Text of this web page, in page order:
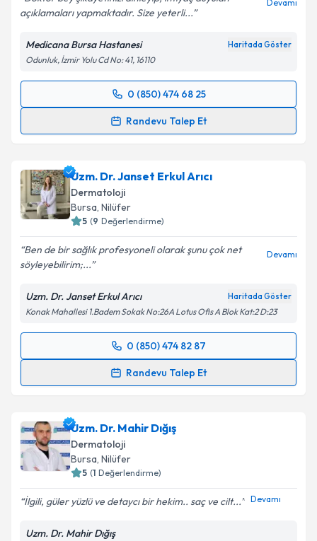
açıklamaları yapmaktadır. Size yeterli...
Devamı
Medicana Bursa Hastanesi Haritada Göster
Odunluk, İzmir Yolu Cd No: 41, 16110
0 (850) 474 68 25
Randevu Talep Et
Randevu Takvimi Talebi
takvim hazırlandığında e-posta ile bilgilendireceğiz.
E-posta Adresiniz
kapsamda işlenmesini kabul ediyorum.
Takvim Talebini Gönder
Uzm. Dr. Janset Erkul Arıcı
Dermatoloji
Bursa, Nilüfer
5 (9 Değerlendirme)
Ben de bir sağlık profesyoneli olarak şunu çok net
söyleyebilirim;...
Devamı
Uzm. Dr. Janset Erkul Arıcı Haritada Göster
Konak Mahallesi 1.Badem Sokak No:26A Lotus Ofis A Blok Kat:2 D:23
0 (850) 474 82 87
Randevu Talep Et
Randevu Takvimi Talebi
için bir takvim hazırlandığında e-posta ile
bilgilendireceğiz.
E-posta Adresiniz
Uzm. Dr. Mahir Dığış
Dermatoloji
Bursa, Nilüfer
5 (1 Değerlendirme)
İlgili, güler yüzlü ve detaycı bir hekim.. saç ve cilt... Devamı
Uzm. Dr. Mahir Dığış